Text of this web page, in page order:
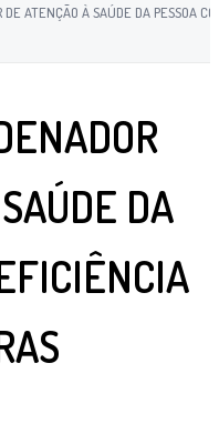
DE ATENÇÃO À SAÚDE DA PESSOA
DA